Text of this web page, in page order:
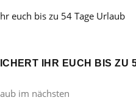
IHR EUCH BIS ZU
im nächsten